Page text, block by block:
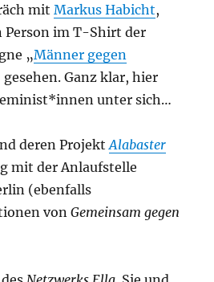
mitMarkus Habicht,
Person im T-Shirt der
„Männer gegen
gesehen. Ganz klar, hier
unter sich…
deren ProjektAlabaster
mit der Anlaufstelle
(ebenfalls
vonGemeinsam gegen